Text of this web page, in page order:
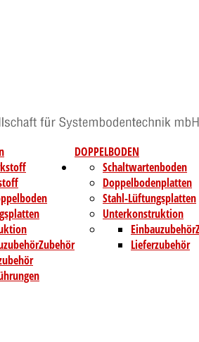
DOPPELBODEN
Zubehör
Schaltwartenboden
Doppelbodenplatten
Stahl-Lüftungsplatten
Unterkonstruktion
Einbauzubehör
Lieferzubehör